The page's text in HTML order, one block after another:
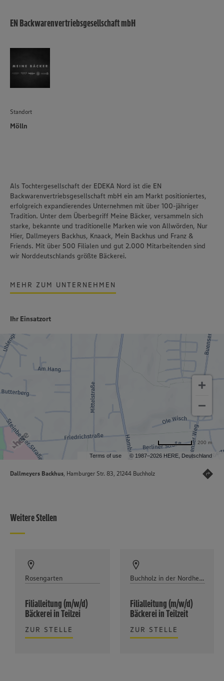
EN Backwarenvertriebsgesellschaft mbH
Standort
Mölln
Als Tochtergesellschaft der EDEKA Nord ist die EN
Backwarenvertriebsgesellschaft mbH ein am Markt positioniertes,
erfolgreich expandierendes Unternehmen mit über 100-jähriger
Tradition. Unter dem Überbegriff Meine Bäcker, versammeln sich
starke, bekannte und traditionelle Marken wie von Allwörden, Nur
Hier, Dallmeyers Backhus, Knaack, Mein Backhus und Franz &
Friends. Mit über 500 Filialen und gut 2.000 Mitarbeitenden sind
wir Norddeutschlands größte Bäckerei.
MEHR ZUM UNTERNEHMEN
Ihr Einsatzort
Terms of use © 1987–2026 HERE, Deutschland
200 m
Dallmeyers Backhus, Hamburger Str. 83, 21244 Buchholz
Weitere Stellen
Rosengarten
Filialleitung (m/w/d)
Bäckerei in Teilzei
ZUR STELLE
Buchholz in der Nordheide
Filialleitung (m/w/d)
Bäckerei in Teilzeit
ZUR STELLE